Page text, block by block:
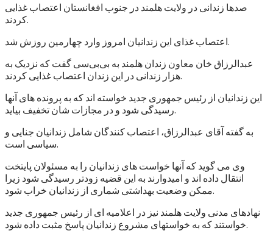
صدها زندانی در ولایت هلمند در جنوب افغانستان اعتصاب غذایی
کردند.
اعتصاب غذای این زندانیان امروز وارد چهارمین روزش شد.
عبدالرزاق خان معاون زندان هلمند به بی‌بی‌سی گفت که نزدیک به
هزار زندانی در این زندان اعتصاب غذایی کردند.
این زندانیان از رئیس جمهوری جدید خواسته اند که به پرونده های آنها
رسیدگی شود و در مجازات شان تخفیف بیاید.
به گفته آقای عبدالرزاق، اعتصاب کنندگان شامل زندانیان جنایی و
سیاسی است.
وی می گوید که آنها خواست های زندانیان را به مسئولان پایتخت
انتقال داده اند و امیدوارند به این قضیه زودتر رسیدگی شود زیرا
ممکن وضعیت بهداشتی شماری از زندانیان خراب شود.
نهادهای مدنی ولایت هلمند نیز در اعلامیه ای از رئیس جمهوری جدید
خواستند که به خواستهای مشروع زندانیان پاسخ مثبت داده شود.